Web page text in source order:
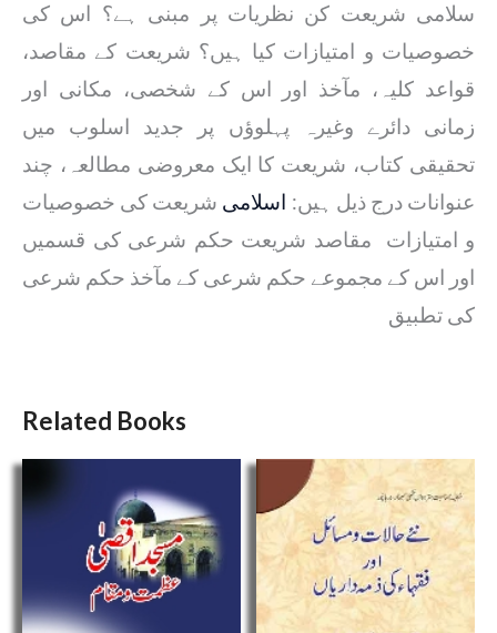
سلامی شریعت کن نظریات پر مبنی ہے؟ اس کی
خصوصیات و امتیازات کیا ہیں؟ شریعت کے مقاصد،
قواعد کلیہ، مآخذ اور اس کے شخصی، مکانی اور
زمانی دائرے وغیرہ پہلوؤں پر جدید اسلوب میں
تحقیقی کتاب، شریعت کا ایک معروضی مطالعہ، چند
عنوانات درج ذیل ہیں: اسلامی شریعت کی خصوصیات
و امتیازات مقاصد شریعت حکم شرعی کی قسمیں
اور اس کے مجموعے حکم شرعی کے مآخذ حکم شرعی
کی تطبیق
Related Books